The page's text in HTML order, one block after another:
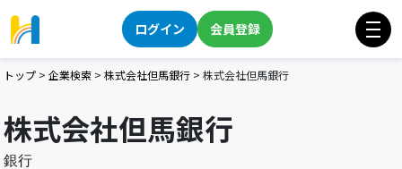
ログイン 会員登録
トップ > 企業検索 > 株式会社但馬銀行 > 株式会社但馬銀行
株式会社但馬銀行
銀行